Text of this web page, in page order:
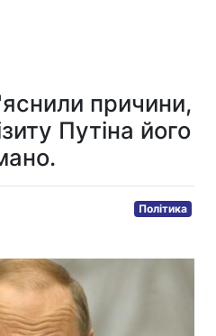
причини,
Путіна його
Політика